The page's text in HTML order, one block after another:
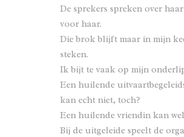
De sprekers spreken over
voor haar.
Die brok blijft maar in mijn
steken.
Ik bijt te vaak op mijn
Een huilende
kan echt niet, toch?
Een huilende vriendin kan
Bij de uitgeleide speelt de